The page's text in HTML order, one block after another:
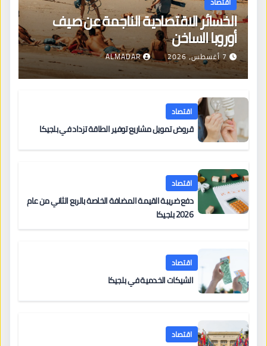
الخسائر الاقتصادية الناجمة عن صيف
أوروبا الساخن
7 أغسطس، 2026 ALMADAR
اقتصاد
قروض تمويل مشاريع توفير الطاقة تزداد في بلجيكا
اقتصاد
دفع ضريبة القيمة المضافة الخاصة بالربع الثاني من عام
2026 بلجيكا
اقتصاد
الشيكات الخدمية في بلجيكا
اقتصاد